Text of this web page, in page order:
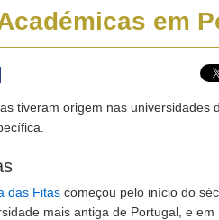
em
tiveram origem nas
das Fitas começou pelo início do
mais antiga de Portugal, e